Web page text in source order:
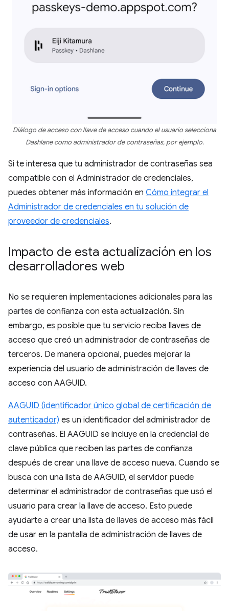
Diálogo de acceso con llave de acceso cuando el usuario selecciona
Dashlane como administrador de contraseñas, por ejemplo.
Si te interesa que tu administrador de contraseñas sea
compatible con el Administrador de credenciales,
puedes obtener más información en Cómo integrar el
Administrador de credenciales en tu solución de
proveedor de credenciales.
Impacto de esta actualización en los
desarrolladores web
No se requieren implementaciones adicionales para las
partes de confianza con esta actualización. Sin
embargo, es posible que tu servicio reciba llaves de
acceso que creó un administrador de contraseñas de
terceros. De manera opcional, puedes mejorar la
experiencia del usuario de administración de llaves de
acceso con AAGUID.
AAGUID (identificador único global de certificación de
autenticador) es un identificador del administrador de
contraseñas. El AAGUID se incluye en la credencial de
clave pública que reciben las partes de confianza
después de crear una llave de acceso nueva. Cuando se
busca con una lista de AAGUID, el servidor puede
determinar el administrador de contraseñas que usó el
usuario para crear la llave de acceso. Esto puede
ayudarte a crear una lista de llaves de acceso más fácil
de usar en la pantalla de administración de llaves de
acceso.